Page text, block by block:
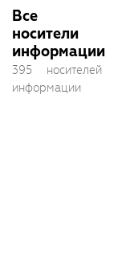
Все
носители
информации
395 носителей
информации